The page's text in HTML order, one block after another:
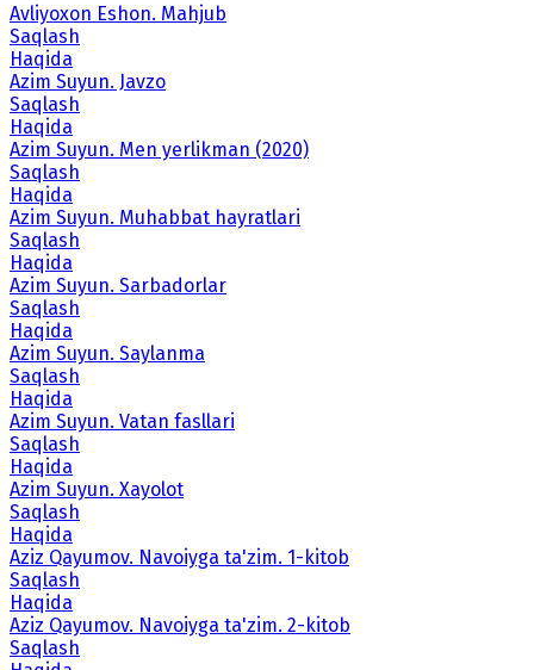
Avliyoxon Eshon. Mahjub
Saqlash
Haqida
Azim Suyun. Javzo
Saqlash
Haqida
Azim Suyun. Men yerlikman (2020)
Saqlash
Haqida
Azim Suyun. Muhabbat hayratlari
Saqlash
Haqida
Azim Suyun. Sarbadorlar
Saqlash
Haqida
Azim Suyun. Saylanma
Saqlash
Haqida
Azim Suyun. Vatan fasllari
Saqlash
Haqida
Azim Suyun. Xayolot
Saqlash
Haqida
Aziz Qayumov. Navoiyga ta'zim. 1-kitob
Saqlash
Haqida
Aziz Qayumov. Navoiyga ta'zim. 2-kitob
Saqlash